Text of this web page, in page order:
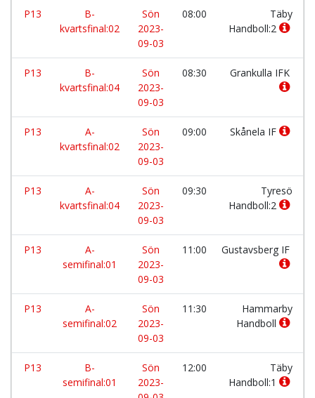
P13
B-
kvartsfinal:02
Sön
2023-
09-03
08:00
Täby
Handboll:2
P13
B-
kvartsfinal:04
Sön
2023-
09-03
08:30 Grankulla IFK
P13
A-
kvartsfinal:02
Sön
2023-
09-03
09:00 Skånela IF
P13
A-
kvartsfinal:04
Sön
2023-
09-03
09:30
Tyresö
Handboll:2
P13
A-
semifinal:01
Sön
2023-
09-03
11:00 Gustavsberg IF
P13
A-
semifinal:02
Sön
2023-
09-03
11:30
Hammarby
Handboll
P13
B-
semifinal:01
Sön
2023-
12:00
Täby
Handboll:1